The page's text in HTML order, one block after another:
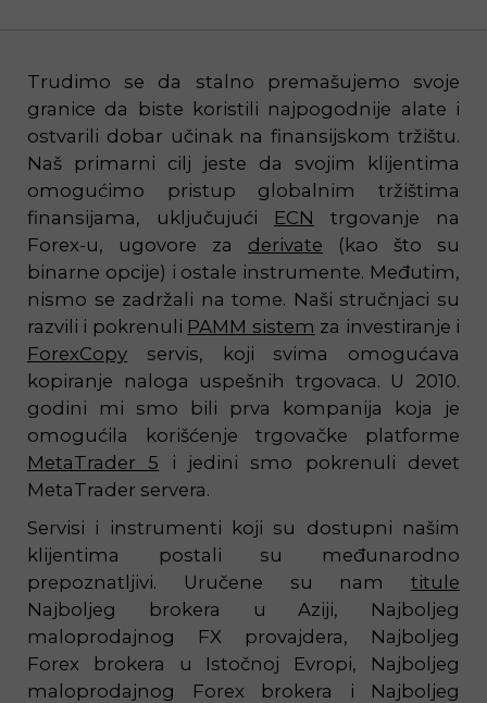
Trudimo se da stalno premašujemo svoje
granice da biste koristili najpogodnije alate i
ostvarili dobar učinak na finansijskom tržištu.
Naš primarni cilj jeste da svojim klijentima
omogućimo pristup globalnim tržištima
finansijama, uključujući ECN trgovanje na
Forex-u, ugovore za derivate (kao što su
binarne opcije) i ostale instrumente. Međutim,
nismo se zadržali na tome. Naši stručnjaci su
razvili i pokrenuli PAMM sistem za investiranje i
ForexCopy servis, koji svima omogućava
kopiranje naloga uspešnih trgovaca. U 2010.
godini mi smo bili prva kompanija koja je
omogućila korišćenje trgovačke platforme
MetaTrader 5 i jedini smo pokrenuli devet
MetaTrader servera.
Servisi i instrumenti koji su dostupni našim
klijentima postali su međunarodno
prepoznatljivi. Uručene su nam titule
Najboljeg brokera u Aziji, Najboljeg
maloprodajnog FX provajdera, Najboljeg
Forex brokera u Istočnoj Evropi, Najboljeg
maloprodajnog Forex brokera i Najboljeg